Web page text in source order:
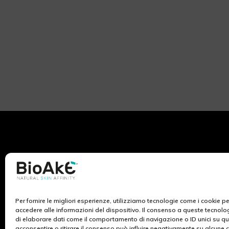
Per fornire le migliori esperienze, utilizziamo tecnologie come i cookie
accedere alle informazioni del dispositivo. Il consenso a queste
di elaborare dati come il comportamento di navigazione o ID unici su
BioAké nasce dall’ispirazione e lo studio dei ricercatori
di Ekuberg Pharma, azienda da sempre impegnata nel
campo del benessere al femminile. La ricerca scientifica